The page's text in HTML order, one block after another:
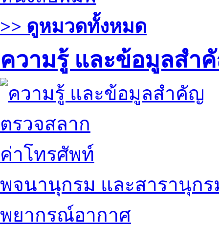
>> ดูหมวดทั้งหมด
ความรู้ และข้อมูลสำ
ตรวจสลาก
ค่าโทรศัพท์
พจนานุกรม และสารานุกร
พยากรณ์อากาศ